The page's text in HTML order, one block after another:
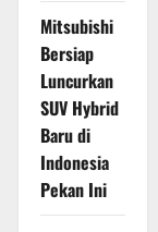
Mitsubishi
Bersiap
Luncurkan
SUV Hybrid
Baru di
Indonesia
Pekan Ini